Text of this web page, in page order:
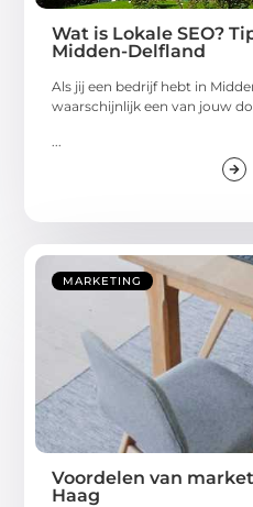
Wat is Lokale SEO?
Midden-Delfland
Als jij een bedrijf hebt in
waarschijnlijk een van jouw
MARKETING
Voordelen van
Haag